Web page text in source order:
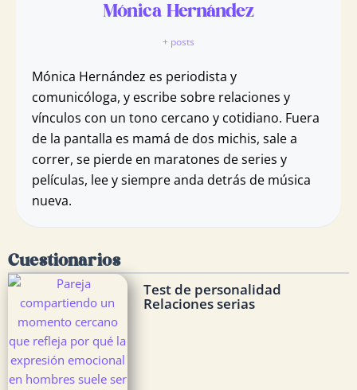
Mónica Hernández
+ posts
Mónica Hernández es periodista y
comunicóloga, y escribe sobre relaciones y
vínculos con un tono cercano y cotidiano. Fuera
de la pantalla es mamá de dos michis, sale a
correr, se pierde en maratones de series y
películas, lee y siempre anda detrás de música
nueva.
Cuestionarios
Test de personalidad
Relaciones serias